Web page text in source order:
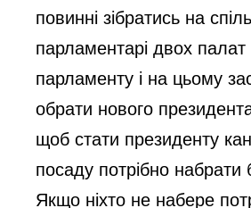
повинні зібратись на
парламентарі двох палат
парламенту і на цьому
обрати нового
щоб стати президенту
посаду потрібно набрати
Якщо ніхто не набере